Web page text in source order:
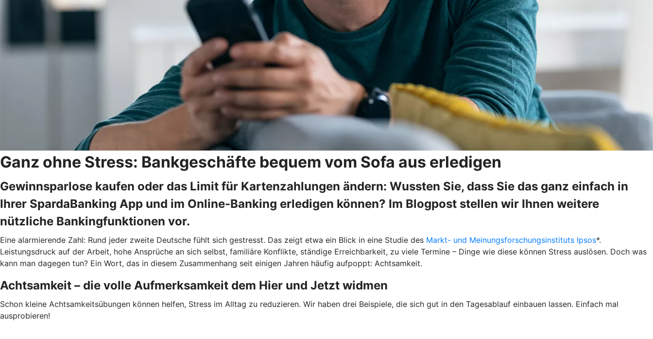
Ganz ohne Stress: Bankgeschäfte bequem vom Sofa aus erledigen
Gewinnsparlose kaufen oder das Limit für Kartenzahlungen ändern: Wussten Sie, dass Sie das ganz einfach in
Ihrer SpardaBanking App und im Online-Banking erledigen können? Im Blogpost stellen wir Ihnen weitere
nützliche Bankingfunktionen vor.
Eine alarmierende Zahl: Rund jeder zweite Deutsche fühlt sich gestresst. Das zeigt etwa ein Blick in eine Studie des Markt- und Meinungsforschungsinstituts Ipsos*.
Leistungsdruck auf der Arbeit, hohe Ansprüche an sich selbst, familiäre Konflikte, ständige Erreichbarkeit, zu viele Termine – Dinge wie diese können Stress auslösen. Doch was
kann man dagegen tun? Ein Wort, das in diesem Zusammenhang seit einigen Jahren häufig aufpoppt: Achtsamkeit.
Achtsamkeit – die volle Aufmerksamkeit dem Hier und Jetzt widmen
Schon kleine Achtsamkeitsübungen können helfen, Stress im Alltag zu reduzieren. Wir haben drei Beispiele, die sich gut in den Tagesablauf einbauen lassen. Einfach mal
ausprobieren!